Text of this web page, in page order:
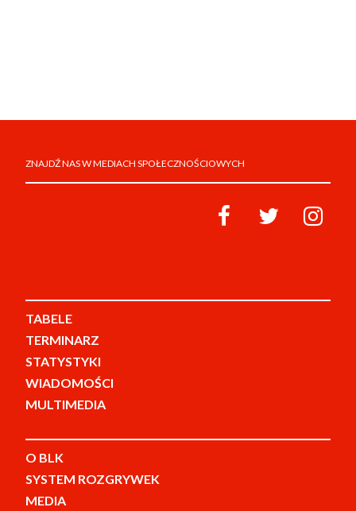
ZNAJDŹ NAS W MEDIACH SPOŁECZNOŚCIOWYCH
TABELE
TERMINARZ
STATYSTYKI
WIADOMOŚCI
MULTIMEDIA
O BLK
SYSTEM ROZGRYWEK
MEDIA